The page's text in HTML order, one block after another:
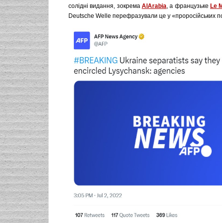
солідні видання, зокрема AlArabia, а французьке Le
Deutsche Welle перефразували це у «проросійських